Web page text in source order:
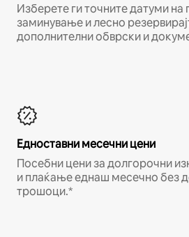
Изберете ги точните датуми на
заминување и лесно
дополнителни обврски и
Едноставни месечни цени
Посебни цени за долгорочни
и плаќање еднаш месечно без
трошоци.*